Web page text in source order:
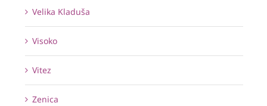
Velika Kladuša
Visoko
Vitez
Zenica